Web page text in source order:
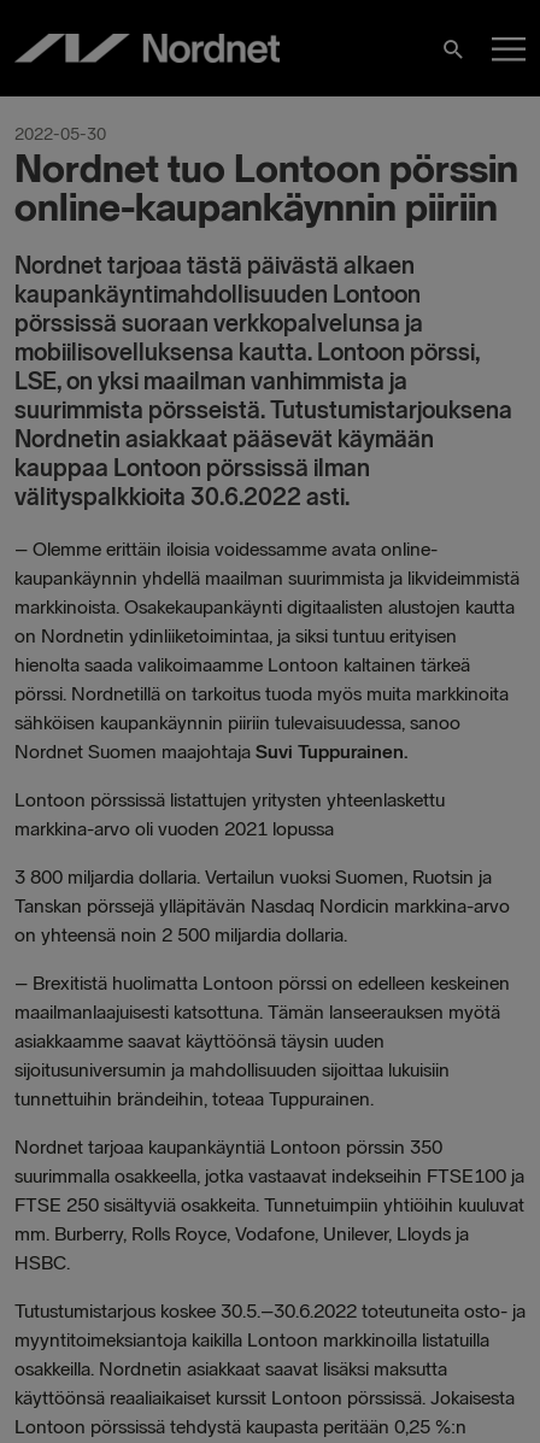
innehåll
Sök
2022-05-30
Nordnet tuo Lontoon pörssin
online-kaupankäynnin piiriin
Nordnet tarjoaa tästä päivästä alkaen
kaupankäyntimahdollisuuden Lontoon
pörssissä suoraan verkkopalvelunsa ja
mobiilisovelluksensa kautta. Lontoon pörssi,
LSE, on yksi maailman vanhimmista ja
suurimmista pörsseistä. Tutustumistarjouksena
Nordnetin asiakkaat pääsevät käymään
kauppaa Lontoon pörssissä ilman
välityspalkkioita 30.6.2022 asti.
– Olemme erittäin iloisia voidessamme avata online-
kaupankäynnin yhdellä maailman suurimmista ja likvideimmistä
markkinoista. Osakekaupankäynti digitaalisten alustojen kautta
on Nordnetin ydinliiketoimintaa, ja siksi tuntuu erityisen
hienolta saada valikoimaamme Lontoon kaltainen tärkeä
pörssi. Nordnetillä on tarkoitus tuoda myös muita markkinoita
sähköisen kaupankäynnin piiriin tulevaisuudessa, sanoo
Nordnet Suomen maajohtaja Suvi Tuppurainen.
Lontoon pörssissä listattujen yritysten yhteenlaskettu
markkina-arvo oli vuoden 2021 lopussa
3 800 miljardia dollaria. Vertailun vuoksi Suomen, Ruotsin ja
Tanskan pörssejä ylläpitävän Nasdaq Nordicin markkina-arvo
on yhteensä noin 2 500 miljardia dollaria.
– Brexitistä huolimatta Lontoon pörssi on edelleen keskeinen
maailmanlaajuisesti katsottuna. Tämän lanseerauksen myötä
asiakkaamme saavat käyttöönsä täysin uuden
sijoitusuniversumin ja mahdollisuuden sijoittaa lukuisiin
tunnettuihin brändeihin, toteaa Tuppurainen.
Nordnet tarjoaa kaupankäyntiä Lontoon pörssin 350
suurimmalla osakkeella, jotka vastaavat indekseihin FTSE100 ja
FTSE 250 sisältyviä osakkeita. Tunnetuimpiin yhtiöihin kuuluvat
mm. Burberry, Rolls Royce, Vodafone, Unilever, Lloyds ja
HSBC.
Tutustumistarjous koskee 30.5.–30.6.2022 toteutuneita osto- ja
myyntitoimeksiantoja kaikilla Lontoon markkinoilla listatuilla
osakkeilla. Nordnetin asiakkaat saavat lisäksi maksutta
käyttöönsä reaaliaikaiset kurssit Lontoon pörssissä. Jokaisesta
Lontoon pörssissä tehdystä kaupasta peritään 0,25 %:n